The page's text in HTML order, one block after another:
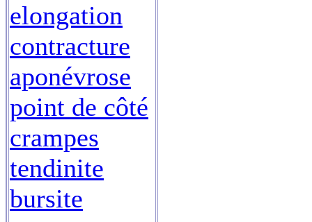
elongation
contracture
aponévrose
point de côté
crampes
tendinite
bursite